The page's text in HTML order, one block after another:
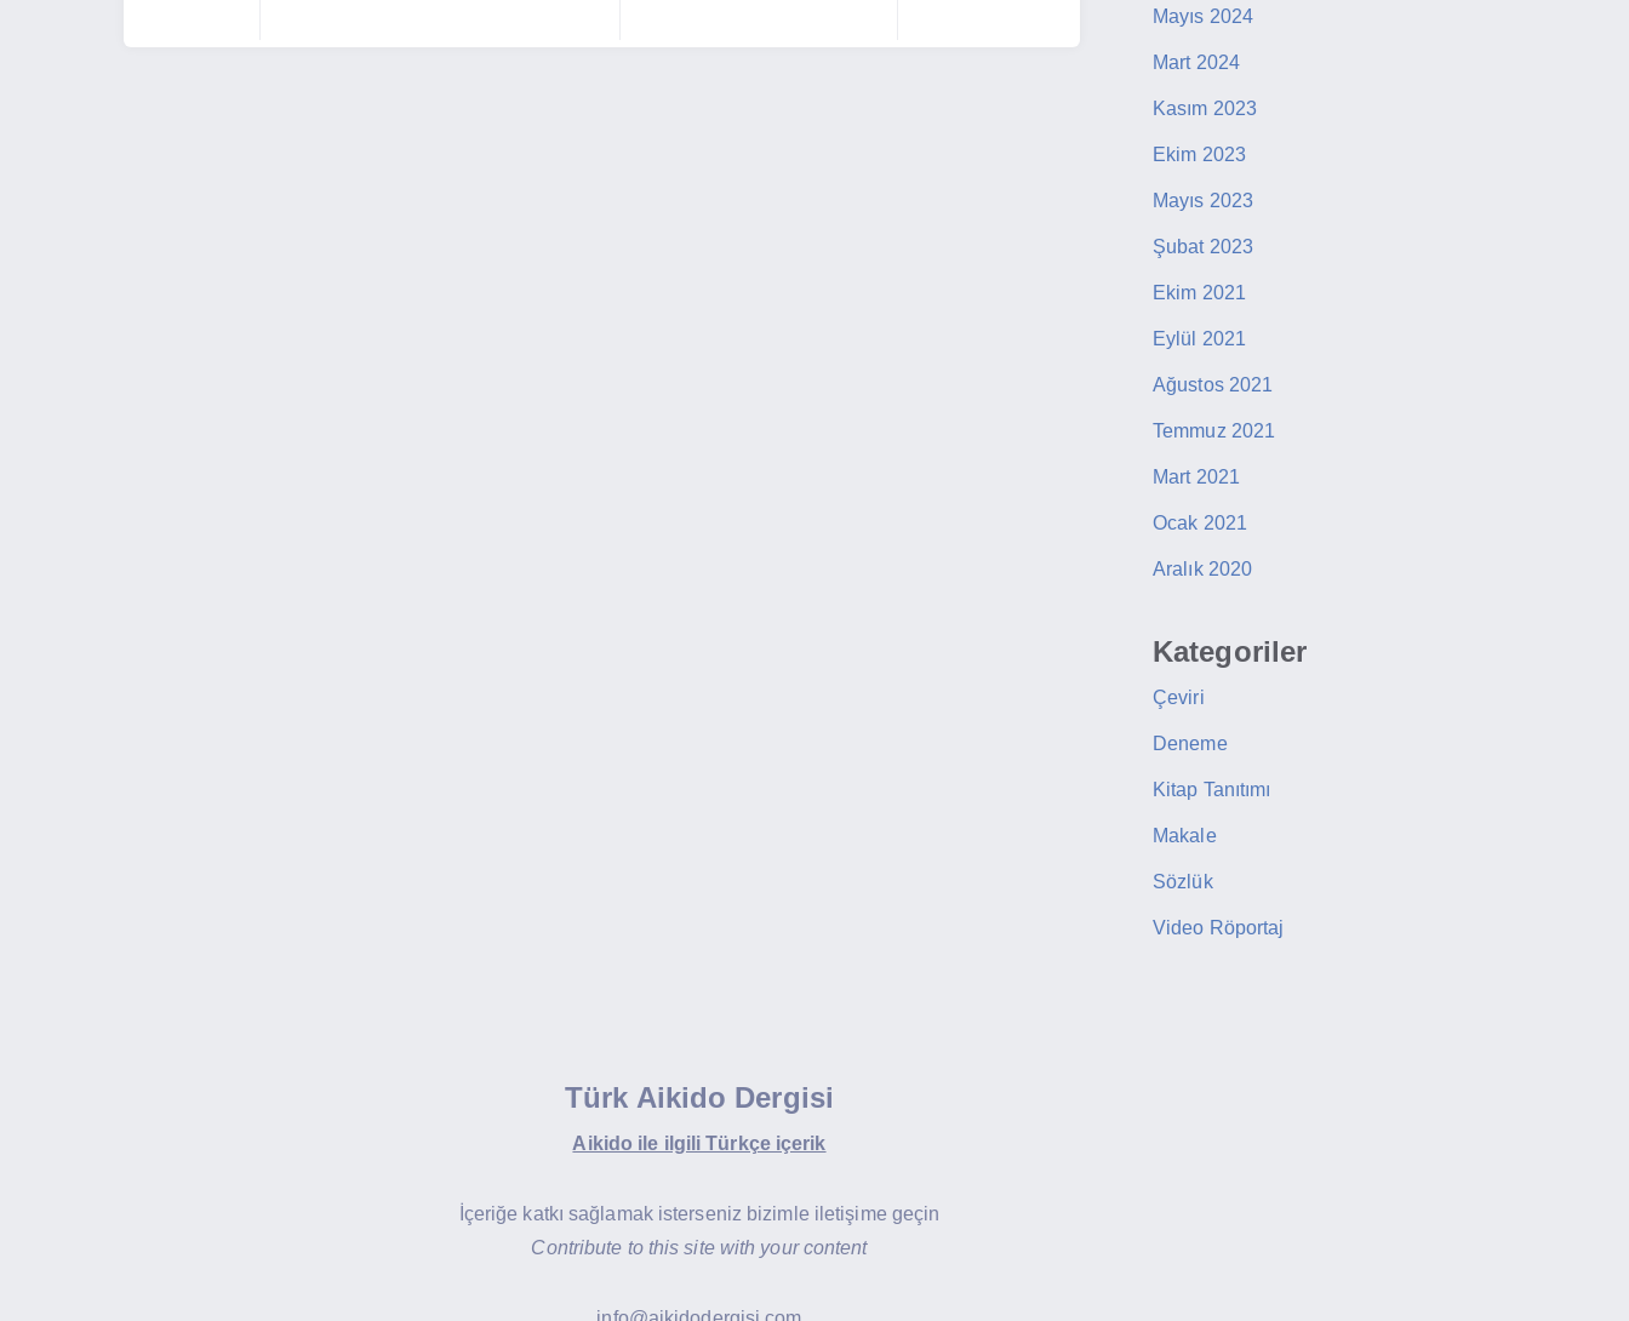
Mayıs 2024
Mart 2024
Kasım 2023
Ekim 2023
Mayıs 2023
Şubat 2023
Ekim 2021
Eylül 2021
Ağustos 2021
Temmuz 2021
Mart 2021
Ocak 2021
Aralık 2020
Kategoriler
Çeviri
Deneme
Kitap Tanıtımı
Makale
Sözlük
Video Röportaj
Türk Aikido Dergisi
Aikido ile ilgili Türkçe içerik
İçeriğe katkı sağlamak isterseniz bizimle iletişime geçin
Contribute to this site with your content